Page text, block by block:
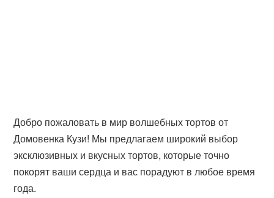
Добро пожаловать в мир волшебных тортов от
Домовенка Кузи! Мы предлагаем широкий выбор
эксклюзивных и вкусных тортов, которые точно
покорят ваши сердца и вас порадуют в любое время
года.